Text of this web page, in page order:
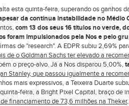
esta quinta-feira, superando os ganhos
apesar da contínua instabilidade no
com 13 dos seus 16 títulos no verde,
foram impulsionados pela Nos e pelo
de "research". A EDPR subiu 2,69%
de o Goldman Sachs ter elevado a
o preço-alvo. Já a Nos disparou 5,00%,
Stanley, que passou igualmente a
mais expressivos, a Teixeira Duarte
feira, a Bright Pixel Capital, braço de
financiamento de 73,6 milhões na Theker